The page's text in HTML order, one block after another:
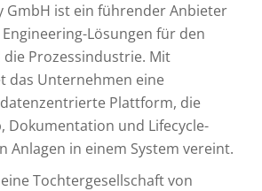
GmbH ist ein führender Anbieter
Lösungen für den
Prozessindustrie. Mit
das Unternehmen eine
Plattform, die
Dokumentation und Lifecycle-
Anlagen in einem System vereint.
Tochtergesellschaft von